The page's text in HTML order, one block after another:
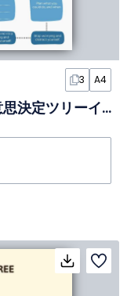
3 A4
アニメーション付き悩み整理・意思決定ツリーインフォグラフィック